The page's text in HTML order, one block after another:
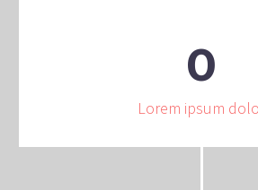
0
Lorem ipsum